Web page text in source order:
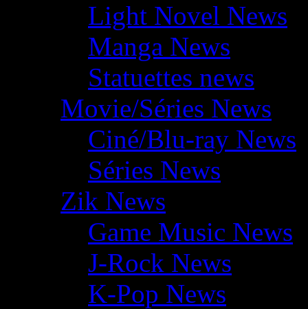
Light Novel News
Manga News
Statuettes news
Movie/Séries News
Ciné/Blu-ray News
Séries News
Zik News
Game Music News
J-Rock News
K-Pop News